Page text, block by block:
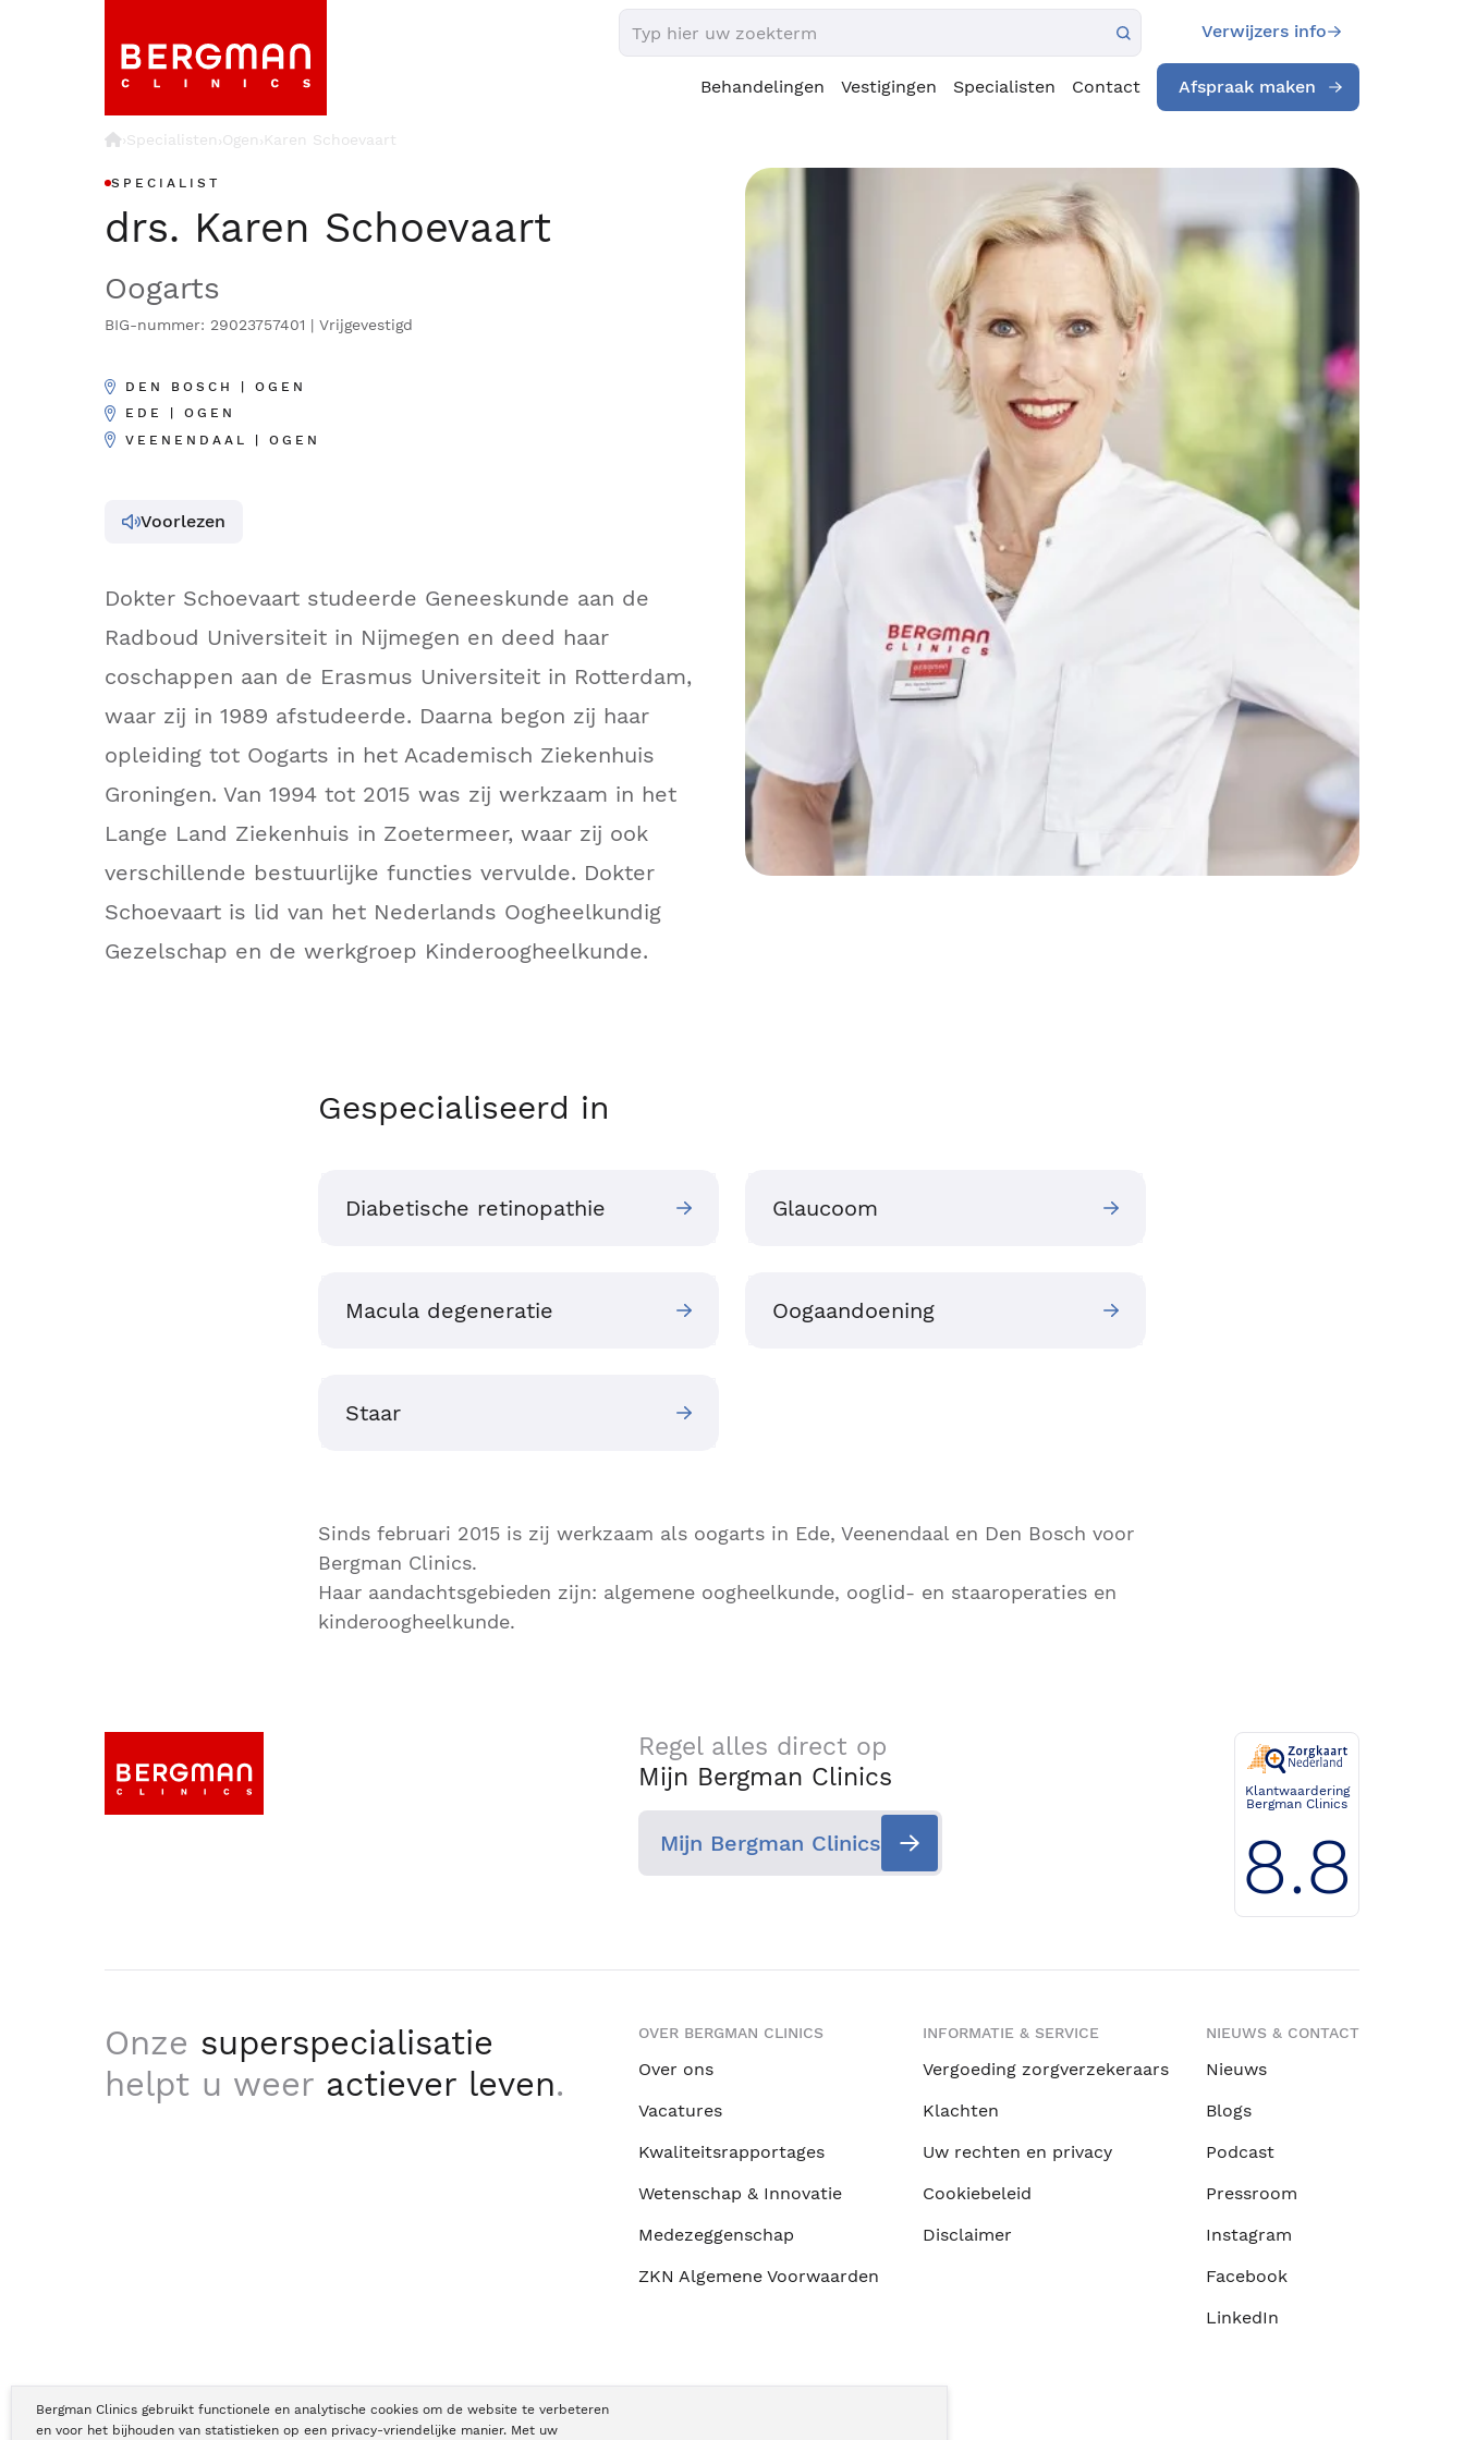
Bergman Clinics gebruikt functionele en analytische cookies om de website te verbeteren
en voor het bijhouden van statistieken op een privacy-vriendelijke manier. Met uw
Verwijzers info
Behandelingen Vestigingen Specialisten Contact Afspraak maken
›Specialisten›Ogen›Karen Schoevaart
SPECIALIST
drs. Karen Schoevaart
Oogarts
BIG-nummer: 29023757401 | Vrijgevestigd
DEN BOSCH | OGEN
EDE | OGEN
VEENENDAAL | OGEN
Voorlezen
Dokter Schoevaart studeerde Geneeskunde aan de
Radboud Universiteit in Nijmegen en deed haar
coschappen aan de Erasmus Universiteit in Rotterdam,
waar zij in 1989 afstudeerde. Daarna begon zij haar
opleiding tot Oogarts in het Academisch Ziekenhuis
Groningen. Van 1994 tot 2015 was zij werkzaam in het
Lange Land Ziekenhuis in Zoetermeer, waar zij ook
verschillende bestuurlijke functies vervulde. Dokter
Schoevaart is lid van het Nederlands Oogheelkundig
Gezelschap en de werkgroep Kinderoogheelkunde.
Gespecialiseerd in
Diabetische retinopathie Glaucoom
Macula degeneratie Oogaandoening
Staar
Sinds februari 2015 is zij werkzaam als oogarts in Ede, Veenendaal en Den Bosch voor
Bergman Clinics.
Haar aandachtsgebieden zijn: algemene oogheelkunde, ooglid- en staaroperaties en
kinderoogheelkunde.
Regel alles direct op
Mijn Bergman Clinics
Mijn Bergman Clinics
Klantwaardering
Bergman Clinics
8.8
Onze superspecialisatie
helpt u weer actiever leven.
OVER BERGMAN CLINICS
Over ons
Vacatures
Kwaliteitsrapportages
Wetenschap & Innovatie
Medezeggenschap
ZKN Algemene Voorwaarden
INFORMATIE & SERVICE
Vergoeding zorgverzekeraars
Klachten
Uw rechten en privacy
Cookiebeleid
Disclaimer
NIEUWS & CONTACT
Nieuws
Blogs
Podcast
Pressroom
Instagram
Facebook
LinkedIn